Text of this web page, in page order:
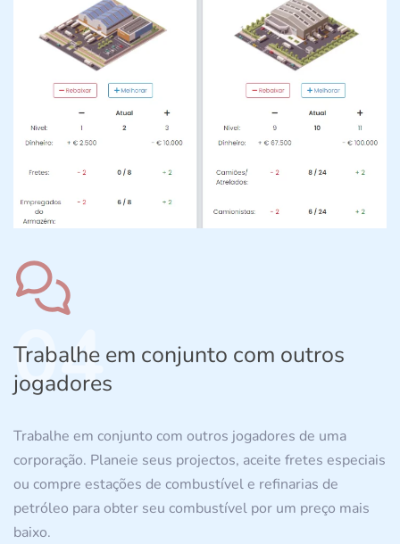
04
Trabalhe em conjunto com outros
jogadores
Trabalhe em conjunto com outros jogadores de uma
corporação. Planeie seus projectos, aceite fretes especiais
ou compre estações de combustível e refinarias de
petróleo para obter seu combustível por um preço mais
baixo.